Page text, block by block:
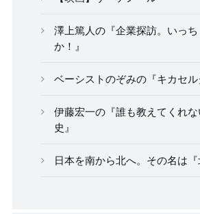
澤上篤人の『企業探訪。いっ
か！』
ベーシストのぞみの『キカセル
伊藤宏一の『誰も教えてくれ
史』
日本を南から北へ。その名は『